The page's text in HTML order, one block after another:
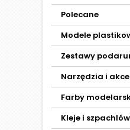
Polecane
Modele
Zestawy
Narzędzia i
Farby
Kleje i